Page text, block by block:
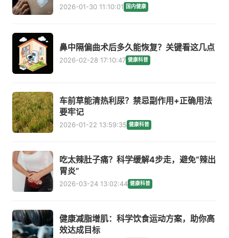
2026-01-30 11:10:01 国内健康
鼻中隔偏曲术后多久能恢复？关键看这几点
2026-02-28 17:10:47 健康科普
车前草能清热利尿？禁忌副作用+正确用法
要牢记
2026-01-22 13:59:35 健康科普
吃太辣肚子痛？科学缓解4步走，避免“辣出
胃炎”
2026-03-24 13:02:44 健康科普
健康减脂增肌：科学饮食运动方案，助你高
效达成目标